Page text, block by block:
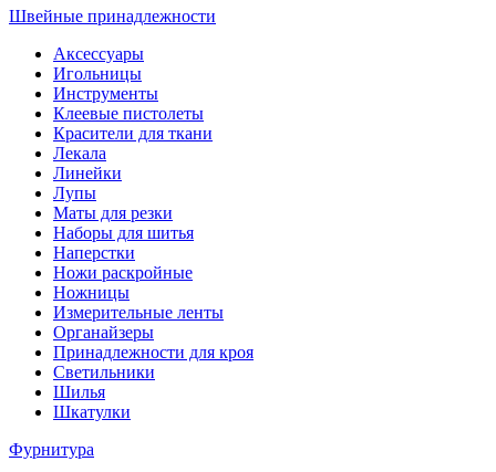
Швейные принадлежности
Аксессуары
Игольницы
Инструменты
Клеевые пистолеты
Красители для ткани
Лекала
Линейки
Лупы
Маты для резки
Наборы для шитья
Наперстки
Ножи раскройные
Ножницы
Измерительные ленты
Органайзеры
Принадлежности для кроя
Светильники
Шилья
Шкатулки
Фурнитура